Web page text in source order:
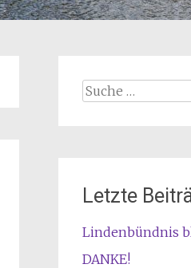
Suche nach:
Letzte
Lindenbündnis
DANKE!